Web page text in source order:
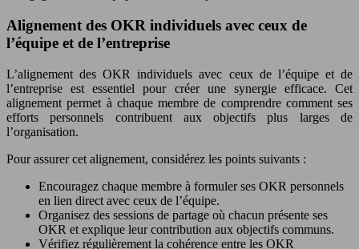
Alignement des OKR individuels avec ceux de
l’équipe et de l’entreprise
L’alignement des OKR individuels avec ceux de l’équipe et de
l’entreprise est essentiel pour créer une synergie efficace. Cet
alignement permet à chaque membre de comprendre comment ses
efforts personnels contribuent aux objectifs plus larges de
l’organisation.
Pour assurer cet alignement, considérez les points suivants :
Encouragez chaque membre à formuler ses OKR personnels
en lien direct avec ceux de l’équipe.
Organisez des sessions de partage où chacun présente ses
OKR et explique leur contribution aux objectifs communs.
Vérifiez régulièrement la cohérence entre les OKR